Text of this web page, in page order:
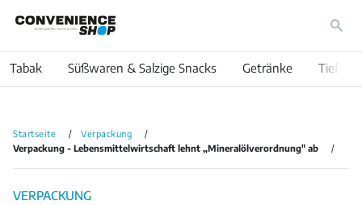
Tabak Süßwaren & Salzige Snacks Getränke
Startseite
Verpackung
Verpackung - Lebensmittelwirtschaft lehnt „Mineralölverordnung" ab
VERPACKUNG